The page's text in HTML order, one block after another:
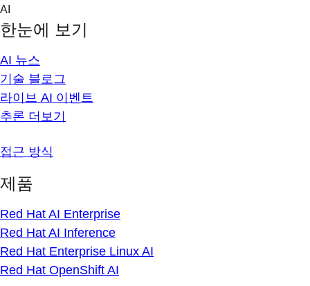
Skip
content
AI
한눈에 보기
AI 뉴스
기술 블로그
라이브 AI 이벤트
추론 더보기
접근 방식
제품
Red Hat AI Enterprise
Red Hat AI Inference
Red Hat Enterprise Linux AI
Red Hat OpenShift AI